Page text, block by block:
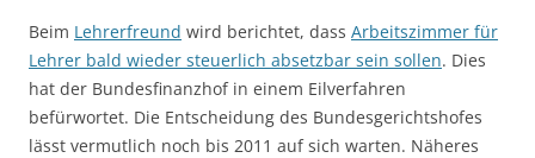
Beim Lehrerfreund wird berichtet, dass Arbeitszimmer für
Lehrer bald wieder steuerlich absetzbar sein sollen. Dies
hat der Bundesfinanzhof in einem Eilverfahren
befürwortet. Die Entscheidung des Bundesgerichtshofes
lässt vermutlich noch bis 2011 auf sich warten. Näheres